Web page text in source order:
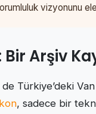
vizyonunu
Arşiv
de Türkiye’deki
, sadece bir